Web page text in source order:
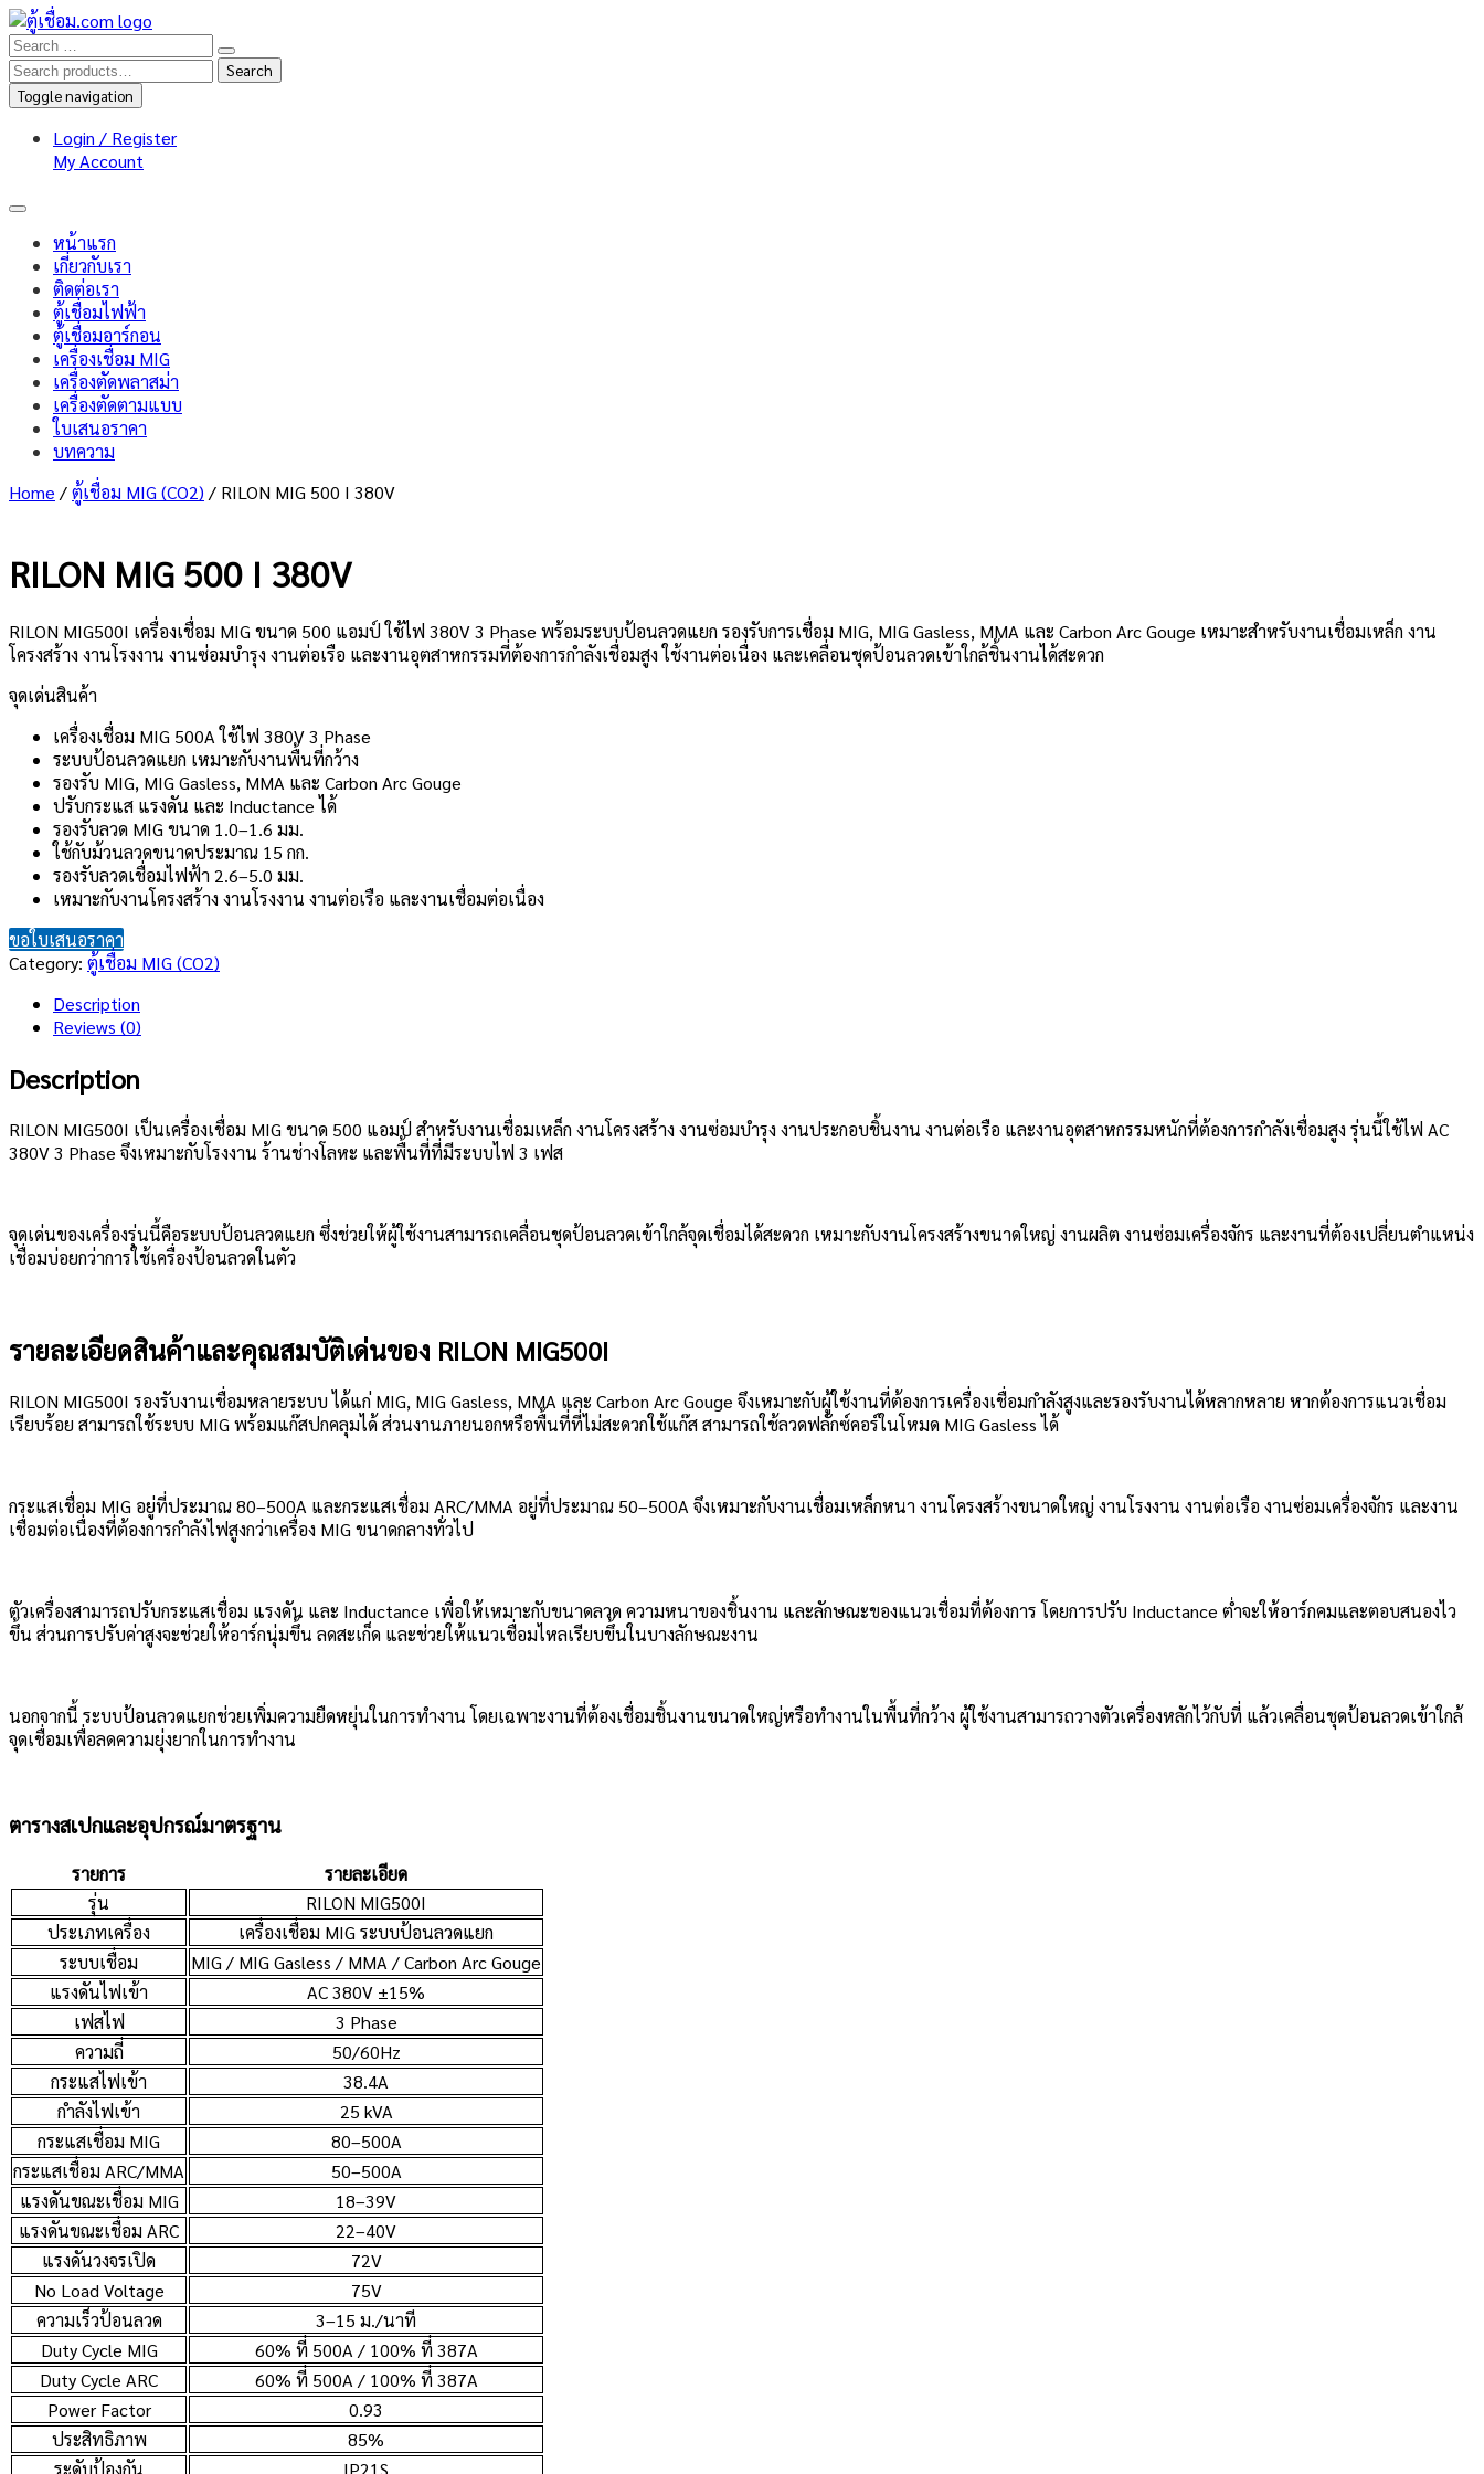
Search
for:
Search
Toggle navigation
Login / Register
My Account
หน้าแรก
เกี่ยวกับเรา
ติดต่อเรา
ตู้เชื่อมไฟฟ้า
ตู้เชื่อมอาร์กอน
เครื่องเชื่อม MIG
เครื่องตัดพลาสม่า
เครื่องตัดตามแบบ
ใบเสนอราคา
บทความ
Home /ตู้เชื่อม MIG (CO2) / RILON MIG 500 I 380V
RILON MIG 500 I 380V
RILON MIG500I เครื่องเชื่อม MIG ขนาด 500 แอมป์ ใช้ไฟ 380V 3 Phase พร้อมระบบป้อนลวดแยก รองรับการเชื่อม MIG, MIG Gasless, MMA และ Carbon Arc Gouge เหมาะสำหรับงานเชื่อมเหล็ก งาน
โครงสร้าง งานโรงงาน งานซ่อมบำรุง งานต่อเรือ และงานอุตสาหกรรมที่ต้องการกำลังเชื่อมสูง ใช้งานต่อเนื่อง และเคลื่อนชุดป้อนลวดเข้าใกล้ชิ้นงานได้สะดวก
จุดเด่นสินค้า
เครื่องเชื่อม MIG 500A ใช้ไฟ 380V 3 Phase
ระบบป้อนลวดแยก เหมาะกับงานพื้นที่กว้าง
รองรับ MIG, MIG Gasless, MMA และ Carbon Arc Gouge
ปรับกระแส แรงดัน และ Inductance ได้
รองรับลวด MIG ขนาด 1.0–1.6 มม.
ใช้กับม้วนลวดขนาดประมาณ 15 กก.
รองรับลวดเชื่อมไฟฟ้า 2.6–5.0 มม.
เหมาะกับงานโครงสร้าง งานโรงงาน งานต่อเรือ และงานเชื่อมต่อเนื่อง
ขอใบเสนอราคา
Category: ตู้เชื่อม MIG (CO2)
Description
Reviews (0)
Description
RILON MIG500I เป็นเครื่องเชื่อม MIG ขนาด 500 แอมป์ สำหรับงานเชื่อมเหล็ก งานโครงสร้าง งานซ่อมบำรุง งานประกอบชิ้นงาน งานต่อเรือ และงานอุตสาหกรรมหนักที่ต้องการกำลังเชื่อมสูง รุ่นนี้ใช้ไฟ AC
380V 3 Phase จึงเหมาะกับโรงงาน ร้านช่างโลหะ และพื้นที่ที่มีระบบไฟ 3 เฟส
จุดเด่นของเครื่องรุ่นนี้คือระบบป้อนลวดแยก ซึ่งช่วยให้ผู้ใช้งานสามารถเคลื่อนชุดป้อนลวดเข้าใกล้จุดเชื่อมได้สะดวก เหมาะกับงานโครงสร้างขนาดใหญ่ งานผลิต งานซ่อมเครื่องจักร และงานที่ต้องเปลี่ยนตำแหน่ง
เชื่อมบ่อยกว่าการใช้เครื่องป้อนลวดในตัว
รายละเอียดสินค้าและคุณสมบัติเด่นของ RILON MIG500I
RILON MIG500I รองรับงานเชื่อมหลายระบบ ได้แก่ MIG, MIG Gasless, MMA และ Carbon Arc Gouge จึงเหมาะกับผู้ใช้งานที่ต้องการเครื่องเชื่อมกำลังสูงและรองรับงานได้หลากหลาย หากต้องการแนวเชื่อม
เรียบร้อย สามารถใช้ระบบ MIG พร้อมแก๊สปกคลุมได้ ส่วนงานภายนอกหรือพื้นที่ที่ไม่สะดวกใช้แก๊ส สามารถใช้ลวดฟลักซ์คอร์ในโหมด MIG Gasless ได้
กระแสเชื่อม MIG อยู่ที่ประมาณ 80–500A และกระแสเชื่อม ARC/MMA อยู่ที่ประมาณ 50–500A จึงเหมาะกับงานเชื่อมเหล็กหนา งานโครงสร้างขนาดใหญ่ งานโรงงาน งานต่อเรือ งานซ่อมเครื่องจักร และงาน
เชื่อมต่อเนื่องที่ต้องการกำลังไฟสูงกว่าเครื่อง MIG ขนาดกลางทั่วไป
ตัวเครื่องสามารถปรับกระแสเชื่อม แรงดัน และ Inductance เพื่อให้เหมาะกับขนาดลวด ความหนาของชิ้นงาน และลักษณะของแนวเชื่อมที่ต้องการ โดยการปรับ Inductance ต่ำจะให้อาร์กคมและตอบสนองไว
ขึ้น ส่วนการปรับค่าสูงจะช่วยให้อาร์กนุ่มขึ้น ลดสะเก็ด และช่วยให้แนวเชื่อมไหลเรียบขึ้นในบางลักษณะงาน
นอกจากนี้ ระบบป้อนลวดแยกช่วยเพิ่มความยืดหยุ่นในการทำงาน โดยเฉพาะงานที่ต้องเชื่อมชิ้นงานขนาดใหญ่หรือทำงานในพื้นที่กว้าง ผู้ใช้งานสามารถวางตัวเครื่องหลักไว้กับที่ แล้วเคลื่อนชุดป้อนลวดเข้าใกล้
จุดเชื่อมเพื่อลดความยุ่งยากในการทำงาน
ตารางสเปกและอุปกรณ์มาตรฐาน
รายการ
รายละเอียด
รุ่น
RILON MIG500I
ประเภทเครื่อง
เครื่องเชื่อม MIG ระบบป้อนลวดแยก
ระบบเชื่อม
MIG / MIG Gasless / MMA / Carbon Arc Gouge
แรงดันไฟเข้า
AC 380V ±15%
เฟสไฟ
3 Phase
ความถี่
50/60Hz
กระแสไฟเข้า
38.4A
กำลังไฟเข้า
25 kVA
กระแสเชื่อม MIG
80–500A
กระแสเชื่อม ARC/MMA
50–500A
แรงดันขณะเชื่อม MIG
18–39V
แรงดันขณะเชื่อม ARC
22–40V
แรงดันวงจรเปิด
72V
No Load Voltage
75V
ความเร็วป้อนลวด
3–15 ม./นาที
Duty Cycle MIG
60% ที่ 500A / 100% ที่ 387A
Duty Cycle ARC
60% ที่ 500A / 100% ที่ 387A
Power Factor
0.93
ประสิทธิภาพ
85%
ระดับป้องกัน
IP21S